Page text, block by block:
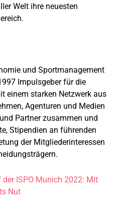
Welt ihre neuesten
und Sportmanagement
Impulsgeber für die
einem starken Netzwerk aus
Agenturen und Medien
Partner zusammen und
Stipendien an führenden
der Mitgliederinteressen
der ISPO Munich 2022: Mit
Nut